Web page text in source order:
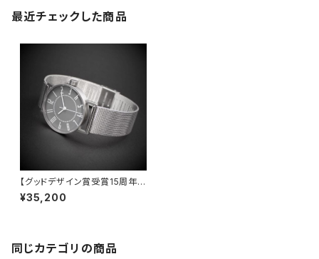
最近チェックした商品
【グッドデザイン賞受賞15周年記
念】 新色グレイ文字盤 世界
的アーティスト 五十嵐 威暢
¥35,200
同じカテゴリの商品